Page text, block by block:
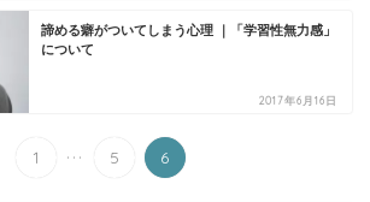
諦める癖がついてしまう心理 ｜「学習性無力感」
について
2017年6月16日
1 ... 5 6